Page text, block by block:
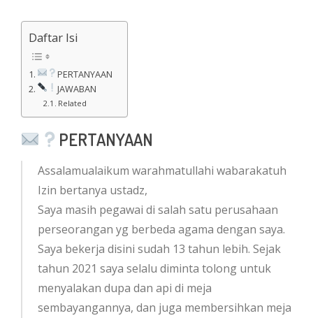
Daftar Isi
PERTANYAAN
JAWABAN
Related
PERTANYAAN
Assalamualaikum warahmatullahi wabarakatuh
Izin bertanya ustadz,
Saya masih pegawai di salah satu perusahaan
perseorangan yg berbeda agama dengan saya.
Saya bekerja disini sudah 13 tahun lebih. Sejak
tahun 2021 saya selalu diminta tolong untuk
menyalakan dupa dan api di meja
sembayangannya, dan juga membersihkan meja